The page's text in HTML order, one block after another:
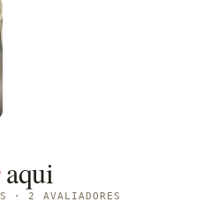
aqui
· 2 AVALIADORES